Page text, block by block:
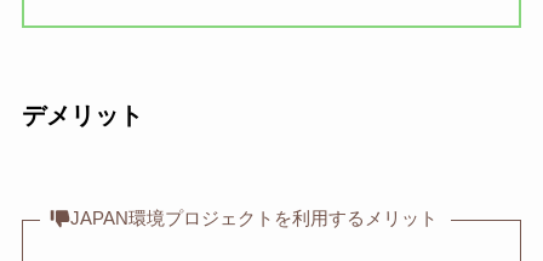
デメリット
JAPAN環境プロジェクトを利用するメリット